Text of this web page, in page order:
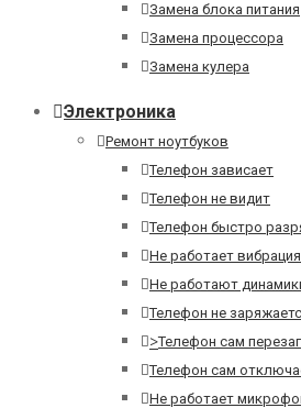
Замена блока питания
Замена процессора
Замена кулера
Электроника
Ремонт ноутбуков
Телефон зависает
Телефон не видит
Телефон быстро
Не работает
Не работают
Телефон не
>Телефон сам
Телефон сам
Не работает